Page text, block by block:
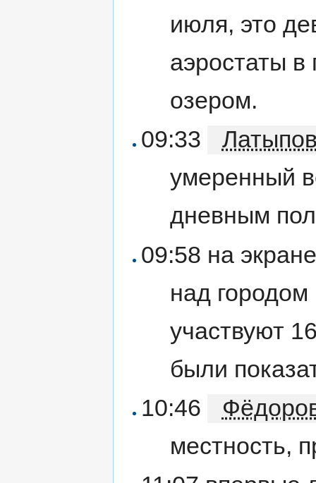
июля, это
аэростаты в
озером.
09:33
умеренный
дневным
09:58 на
над
участвуют
были
10:46
местность,